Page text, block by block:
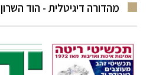
מהדורה דיגיטלית - הוד השרון